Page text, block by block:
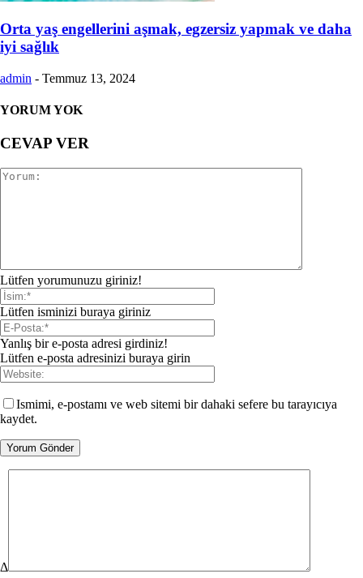
Orta yaş engellerini aşmak, egzersiz yapmak ve daha
iyi sağlık
admin - Temmuz 13, 2024
YORUM YOK
CEVAP VER
Lütfen yorumunuzu giriniz!
Lütfen isminizi buraya giriniz
Yanlış bir e-posta adresi girdiniz!
Lütfen e-posta adresinizi buraya girin
Ismimi, e-postamı ve web sitemi bir dahaki sefere bu tarayıcıya
kaydet.
Δ